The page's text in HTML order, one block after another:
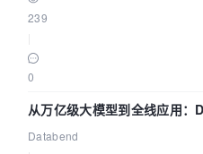
239
0
从万亿级大模型到全线应用
企业构建全链路 Trace 数据管道
Databend